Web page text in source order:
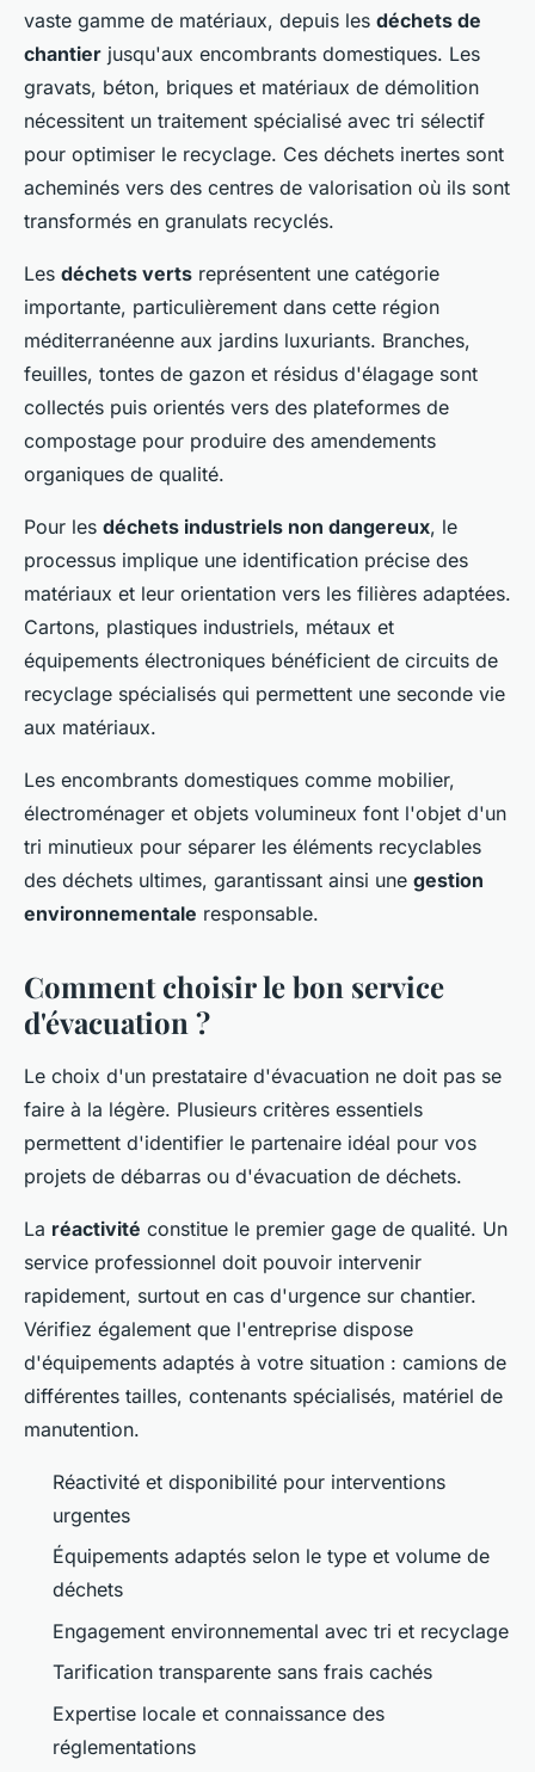
vaste gamme de matériaux, depuis les déchets de
chantier jusqu'aux encombrants domestiques. Les
gravats, béton, briques et matériaux de démolition
nécessitent un traitement spécialisé avec tri sélectif
pour optimiser le recyclage. Ces déchets inertes sont
acheminés vers des centres de valorisation où ils sont
transformés en granulats recyclés.
Les déchets verts représentent une catégorie
importante, particulièrement dans cette région
méditerranéenne aux jardins luxuriants. Branches,
feuilles, tontes de gazon et résidus d'élagage sont
collectés puis orientés vers des plateformes de
compostage pour produire des amendements
organiques de qualité.
Pour les déchets industriels non dangereux, le
processus implique une identification précise des
matériaux et leur orientation vers les filières adaptées.
Cartons, plastiques industriels, métaux et
équipements électroniques bénéficient de circuits de
recyclage spécialisés qui permettent une seconde vie
aux matériaux.
Les encombrants domestiques comme mobilier,
électroménager et objets volumineux font l'objet d'un
tri minutieux pour séparer les éléments recyclables
des déchets ultimes, garantissant ainsi une gestion
environnementale responsable.
Comment choisir le bon service
d'évacuation ?
Le choix d'un prestataire d'évacuation ne doit pas se
faire à la légère. Plusieurs critères essentiels
permettent d'identifier le partenaire idéal pour vos
projets de débarras ou d'évacuation de déchets.
La réactivité constitue le premier gage de qualité. Un
service professionnel doit pouvoir intervenir
rapidement, surtout en cas d'urgence sur chantier.
Vérifiez également que l'entreprise dispose
d'équipements adaptés à votre situation : camions de
différentes tailles, contenants spécialisés, matériel de
manutention.
Réactivité et disponibilité pour interventions
urgentes
Équipements adaptés selon le type et volume de
déchets
Engagement environnemental avec tri et recyclage
Tarification transparente sans frais cachés
Expertise locale et connaissance des
réglementations